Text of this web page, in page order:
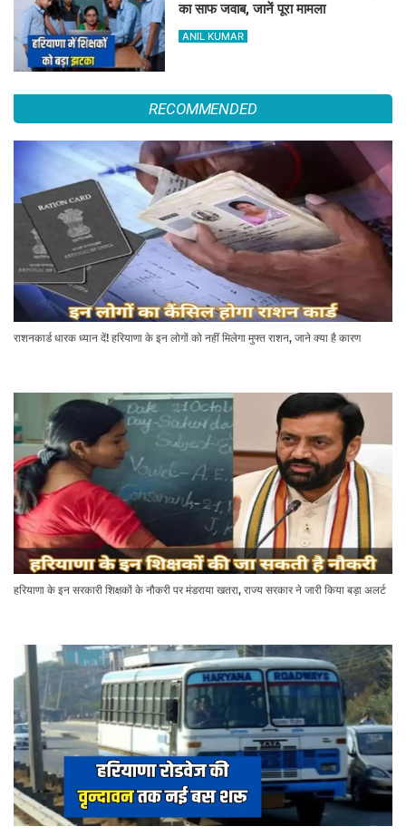
का साफ जवाब, जानें पूरा मामला
ANIL KUMAR
RECOMMENDED
राशनकार्ड धारक ध्यान दें! हरियाणा के इन लोगों को नहीं मिलेगा मुफ्त राशन, जाने क्या है कारण
हरियाणा के इन सरकारी शिक्षकों के नौकरी पर मंडराया खतरा, राज्य सरकार ने जारी किया बड़ा अलर्ट